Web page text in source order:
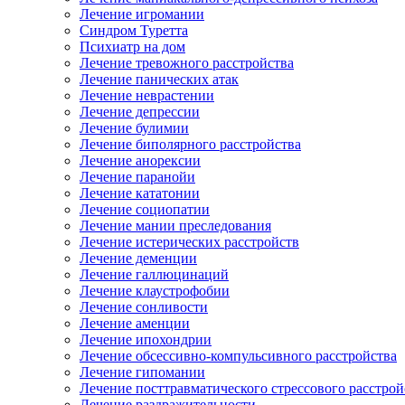
Лечение игромании
Синдром Туретта
Психиатр на дом
Лечение тревожного расстройства
Лечение панических атак
Лечение неврастении
Лечение депрессии
Лечение булимии
Лечение биполярного расстройства
Лечение анорексии
Лечение паранойи
Лечение кататонии
Лечение социопатии
Лечение мании преследования
Лечение истерических расстройств
Лечение деменции
Лечение галлюцинаций
Лечение клаустрофобии
Лечение сонливости
Лечение аменции
Лечение ипохондрии
Лечение обсессивно-компульсивного расстройства
Лечение гипомании
Лечение посттравматического стрессового